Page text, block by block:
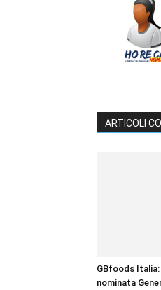
ARTICOLI
GBfoods
nominata